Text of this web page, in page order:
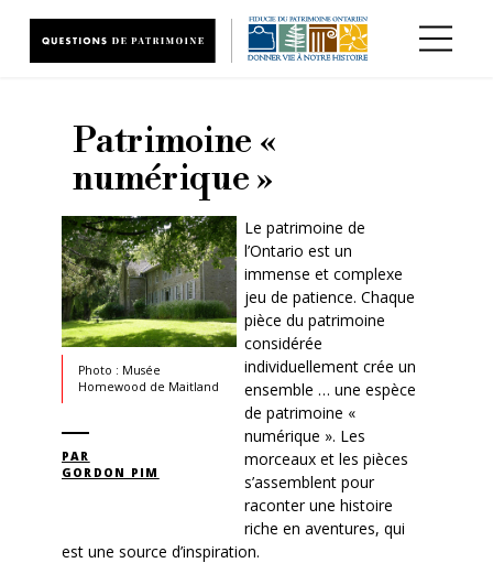
Patrimoine «
numérique »
Photo : Musée
Homewood de Maitland
PAR
GORDON PIM
Le patrimoine de
l’Ontario est un
immense et complexe
jeu de patience. Chaque
pièce du patrimoine
considérée
individuellement crée un
ensemble … une espèce
de patrimoine «
numérique ». Les
morceaux et les pièces
s’assemblent pour
raconter une histoire
riche en aventures, qui
est une source d’inspiration.